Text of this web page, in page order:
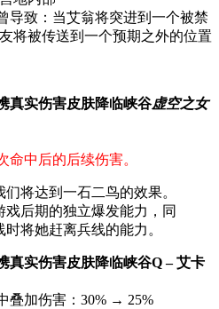
致：当艾翁将突进到一个被禁
将被传送到一个预期之外的位置
虚空之女
命中后的后续伤害。
将达到一石二鸟的效果。
后期的独立爆发能力，同
将她赶离兵线的能力。
Q – 艾卡
加伤害：30% → 25%